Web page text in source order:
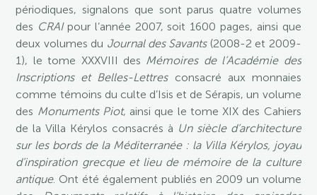
périodiques, signalons que sont parus quatre volumes
des CRAIpour l’année 2007, soit 1600 pages, ainsi que
deux volumes du Journal des Savants(2008-2 et 2009-
1), le tome XXXVIII des Mémoires de l’Académie des
Inscriptions et Belles-Lettresconsacré aux monnaies
comme témoins du culte d’Isis et de Sérapis, un volume
des Monuments Piot, ainsi que le tome XIX des Cahiers
de la Villa Kérylos consacrés à Un siècle d’architecture
sur les bords de la Méditerranée : la Villa Kérylos, joyau
d’inspiration grecque et lieu de mémoire de la culture
antique. Ont été également publiés en 2009 un volume